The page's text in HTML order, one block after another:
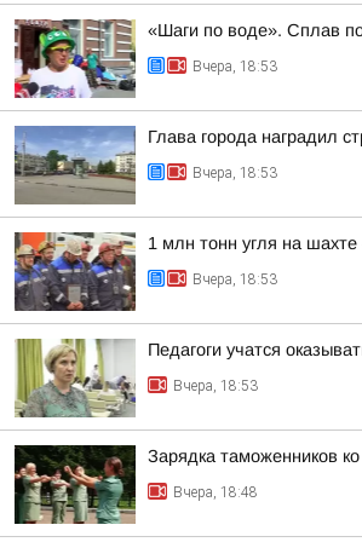
«Шаги по воде». Сплав
Вчера, 18:53
Глава города наградил
Вчера, 18:53
1 млн тонн угля на шахте
Вчера, 18:53
Педагоги учатся
Вчера, 18:53
Зарядка таможенников
Вчера, 18:48